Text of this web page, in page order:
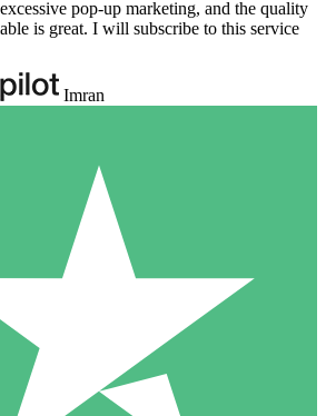
pop-up marketing, and the quality
is great. I will subscribe to this service
Imran